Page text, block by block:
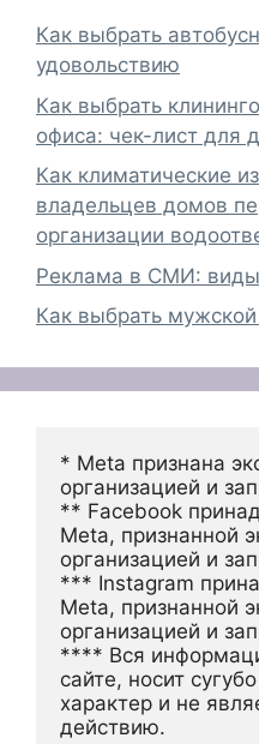
Как выбрать
удовольствию
Как выбрать
офиса: чек-лист для
Как климатические
владельцев домов
организации
Реклама в СМИ: виды
Как выбрать
* Meta признана
организацией и
** Facebook
Meta, признанной
организацией и
*** Instagram
Meta, признанной
организацией и
**** Вся
сайте, носит
характер и не
действию.